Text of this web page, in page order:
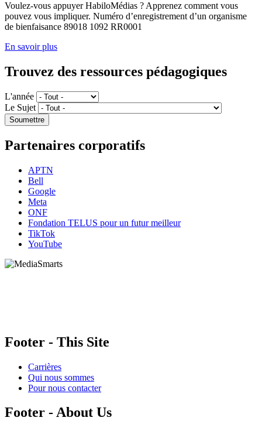
Voulez-vous appuyer HabiloMédias ? Apprenez comment vous
pouvez vous impliquer. Numéro d’enregistrement d’un organisme
de bienfaisance 89018 1092 RR0001
En savoir plus
Trouvez des ressources pédagogiques
L'année
Le Sujet
Partenaires corporatifs
APTN
Bell
Google
Meta
ONF
Fondation TELUS pour un futur meilleur
TikTok
YouTube
Footer - This Site
Carrières
Qui nous sommes
Pour nous contacter
Footer - About Us